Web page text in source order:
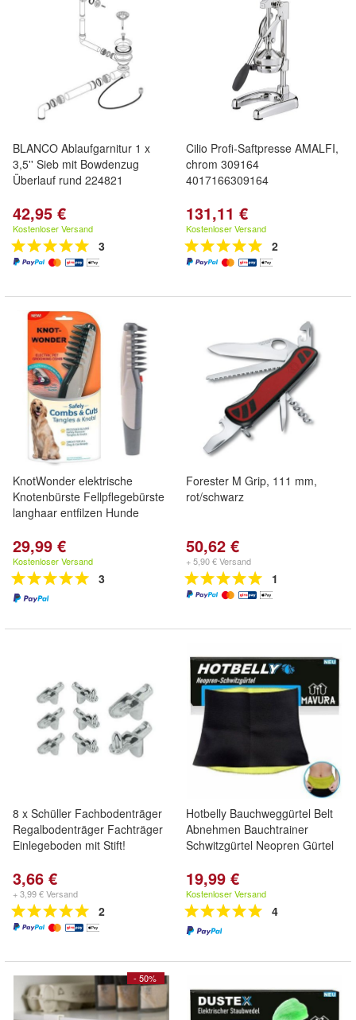
BLANCO Ablaufgarnitur 1 x
3,5'' Sieb mit Bowdenzug
Überlauf rund 224821
42,95 €
Kostenloser Versand
3
Cilio Profi-Saftpresse AMALFI,
chrom 309164
4017166309164
131,11 €
Kostenloser Versand
2
KnotWonder elektrische
Knotenbürste Fellpflegebürste
langhaar entfilzen Hunde
29,99 €
Kostenloser Versand
3
Forester M Grip, 111 mm,
rot/schwarz
50,62 €
+ 5,90 € Versand
1
8 x Schüller Fachbodenträger
Regalbodenträger Fachträger
Einlegeboden mit Stift!
3,66 €
+ 3,99 € Versand
2
Hotbelly Bauchweggürtel Belt
Abnehmen Bauchtrainer
Schwitzgürtel Neopren Gürtel
19,99 €
Kostenloser Versand
4
- 50%